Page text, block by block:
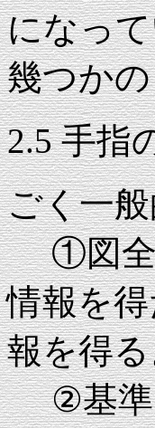
になっ
幾つか
2.5 手指
ごく一
①図全体
情報を
報を得
②基準と